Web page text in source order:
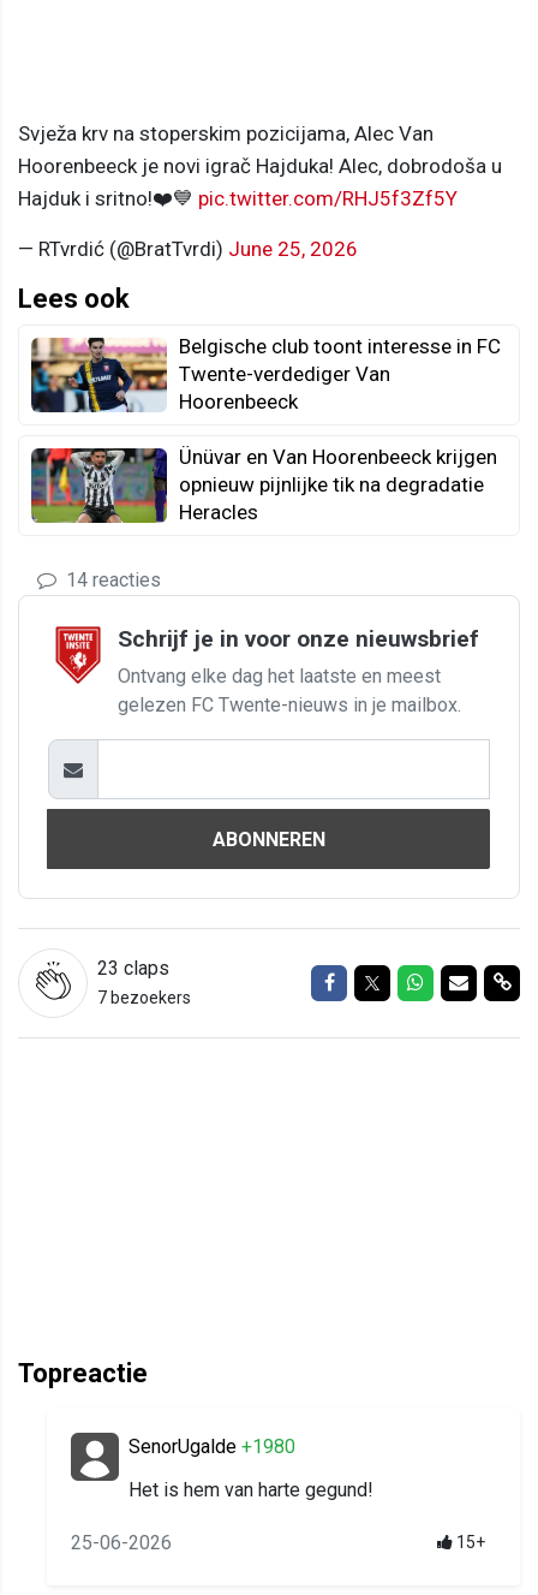
Svježa krv na stoperskim pozicijama, Alec Van
Hoorenbeeck je novi igrač Hajduka! Alec, dobrodoša u
Hajduk i sritno!❤️💙 pic.twitter.com/RHJ5f3Zf5Y
— RTvrdić (@BratTvrdi) June 25, 2026
Lees ook
Belgische club toont interesse in FC
Twente-verdediger Van
Hoorenbeeck
Ünüvar en Van Hoorenbeeck krijgen
opnieuw pijnlijke tik na degradatie
Heracles
14 reacties
Schrijf je in voor onze nieuwsbrief
Ontvang elke dag het laatste en meest
gelezen FC Twente-nieuws in je mailbox.
ABONNEREN
23 claps
7 bezoekers
Delen op Facebook
Delen op Twitter
Delen op
Delen
Topreactie
SenorUgalde +1980
Het is hem van harte gegund!
25-06-2026 15+